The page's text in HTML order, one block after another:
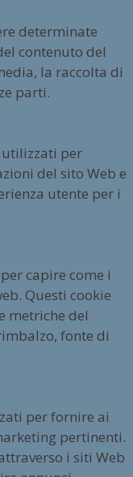
determinate
contenuto del
la raccolta di
parti.
utilizzati per
del sito Web e
utente per i
capire come i
Questi cookie
metriche del
fonte di
per fornire ai
pertinenti.
i siti Web